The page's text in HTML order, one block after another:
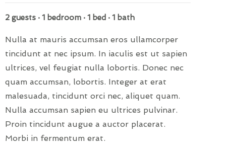
2 guests · 1 bedroom · 1 bed · 1 bath
Nulla at mauris accumsan eros ullamcorper
tincidunt at nec ipsum. In iaculis est ut sapien
ultrices, vel feugiat nulla lobortis. Donec nec
quam accumsan, lobortis. Integer at erat
malesuada, tincidunt orci nec, aliquet quam.
Nulla accumsan sapien eu ultrices pulvinar.
Proin tincidunt augue a auctor placerat.
Morbi in fermentum erat.